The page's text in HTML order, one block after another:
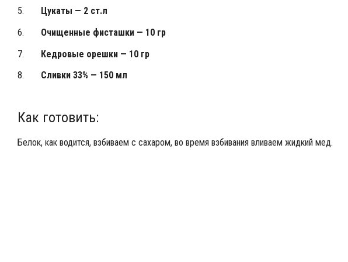
Цукаты — 2 ст.л
Очищенные фисташки — 10 гр
Кедровые орешки — 10 гр
Сливки 33% — 150 мл
Как готовить:
Белок, как водится, взбиваем с сахаром, во время взбивания вливаем жидкий мед.